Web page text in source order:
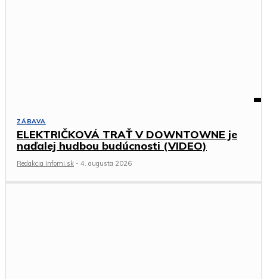
ZÁBAVA
ELEKTRIČKOVÁ TRAŤ V DOWNTOWNE je
naďalej hudbou budúcnosti (VIDEO)
Redakcia Infomi.sk - 4. augusta 2026